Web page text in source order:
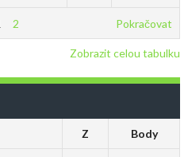
2 Pokračovat
Zobrazit celou tabulku
Z Body